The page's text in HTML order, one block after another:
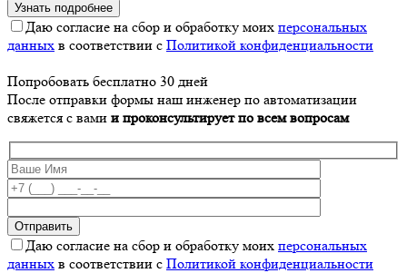
Даю согласие на сбор и обработку моих персональных
данных в соответствии с Политикой конфиденциальности
Попробовать бесплатно 30 дней
После отправки формы наш инженер по автоматизации
свяжется с вами и проконсультирует по всем вопросам
Даю согласие на сбор и обработку моих персональных
данных в соответствии с Политикой конфиденциальности